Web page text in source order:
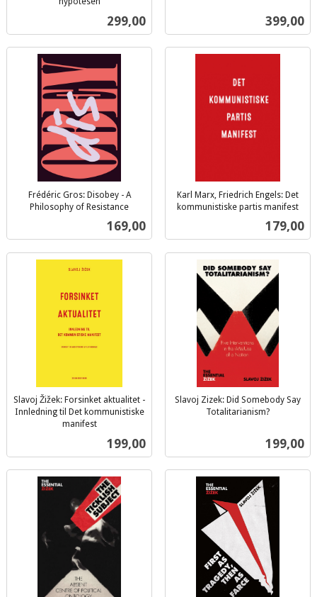
Pris
299,00 Pris
399,00
Frédéric Gros: Disobey - A
Philosophy of Resistance
Pris
169,00
Karl Marx, Friedrich Engels: Det
kommunistiske partis manifest
Pris
179,00
Slavoj Žižek: Forsinket aktualitet -
Innledning til Det kommunistiske
manifest
Pris
199,00
Slavoj Zizek: Did Somebody Say
Totalitarianism?
Pris
199,00